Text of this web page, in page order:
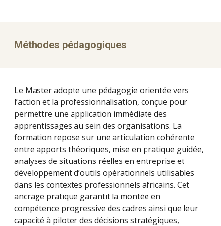
Méthodes pédagogiques
Le Master adopte une pédagogie orientée vers
l’action et la professionnalisation, conçue pour
permettre une application immédiate des
apprentissages au sein des organisations. La
formation repose sur une articulation cohérente
entre apports théoriques, mise en pratique guidée,
analyses de situations réelles en entreprise et
développement d’outils opérationnels utilisables
dans les contextes professionnels africains. Cet
ancrage pratique garantit la montée en
compétence progressive des cadres ainsi que leur
capacité à piloter des décisions stratégiques,